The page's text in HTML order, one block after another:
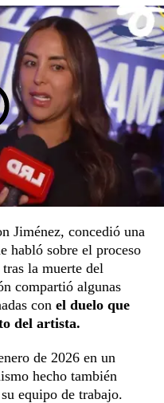
Jiménez, concedió una
habló sobre el proceso
la muerte del
compartió algunas
con el duelo que
del artista.
de 2026 en un
hecho también
equipo de trabajo.